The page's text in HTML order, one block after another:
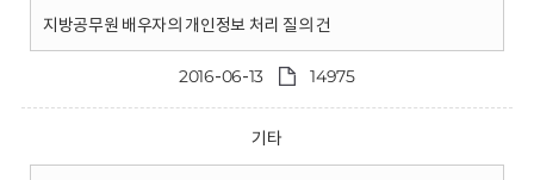
지방공무원 배우자의 개인정보 처리 질의 건
2016-06-13 14975
기타